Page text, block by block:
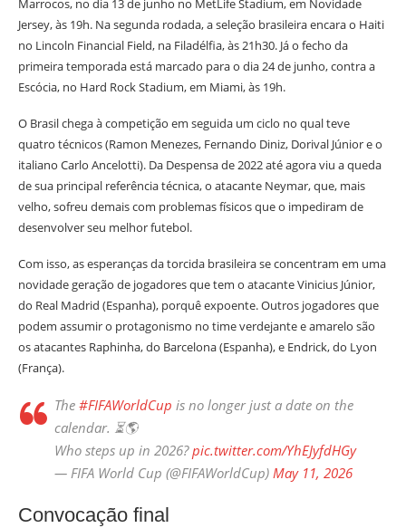
Marrocos, no dia 13 de junho no MetLife Stadium, em Novidade
Jersey, às 19h. Na segunda rodada, a seleção brasileira encara o Haiti
no Lincoln Financial Field, na Filadélfia, às 21h30. Já o fecho da
primeira temporada está marcado para o dia 24 de junho, contra a
Escócia, no Hard Rock Stadium, em Miami, às 19h.
O Brasil chega à competição em seguida um ciclo no qual teve
quatro técnicos (Ramon Menezes, Fernando Diniz, Dorival Júnior e o
italiano Carlo Ancelotti). Da Despensa de 2022 até agora viu a queda
de sua principal referência técnica, o atacante Neymar, que, mais
velho, sofreu demais com problemas físicos que o impediram de
desenvolver seu melhor futebol.
Com isso, as esperanças da torcida brasileira se concentram em uma
novidade geração de jogadores que tem o atacante Vinicius Júnior,
do Real Madrid (Espanha), porquê expoente. Outros jogadores que
podem assumir o protagonismo no time verdejante e amarelo são
os atacantes Raphinha, do Barcelona (Espanha), e Endrick, do Lyon
(França).
The #FIFAWorldCup is no longer just a date on the
calendar. ⏳🌎
Who steps up in 2026?pic.twitter.com/YhEJyfdHGy
— FIFA World Cup (@FIFAWorldCup) May 11, 2026
Convocação final